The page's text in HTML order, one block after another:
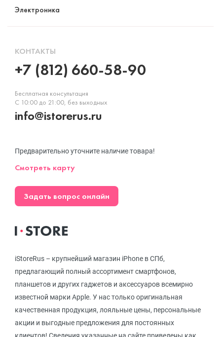
iStoreRus – крупнейший магазин iPhone в СПб,
предлагающий полный ассортимент смартфонов,
планшетов и других гаджетов и аксессуаров всемирно
известной марки Apple. У нас только оригинальная
качественная продукция, лояльные цены, персональные
акции и выгодные предложения для постоянных
Электроника
КОНТАКТЫ
+7 (812) 660-58-90
Бесплатная консультация
С 10:00 до 21:00, без выходных
info@istorerus.ru
Предварительно уточните наличие товара!
Смотреть карту
Задать вопрос онлайн